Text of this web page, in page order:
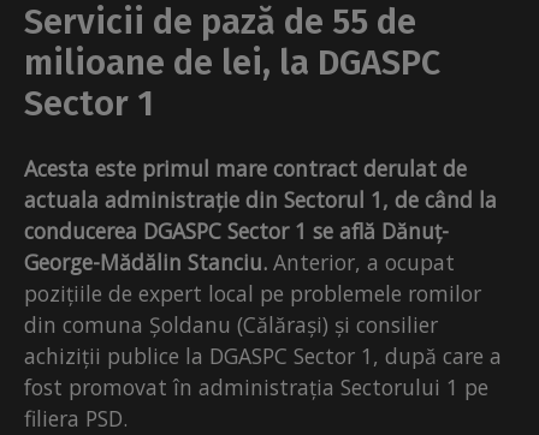
Servicii de pază de 55 de
milioane de lei, la DGASPC
Sector 1
Acesta este primul mare contract derulat de
actuala administrație din Sectorul 1, de când la
conducerea DGASPC Sector 1 se află Dănuț-
George-Mădălin Stanciu. Anterior, a ocupat
pozițiile de expert local pe problemele romilor
din comuna Șoldanu (Călărași) și consilier
achiziții publice la DGASPC Sector 1, după care a
fost promovat în administrația Sectorului 1 pe
filiera PSD.